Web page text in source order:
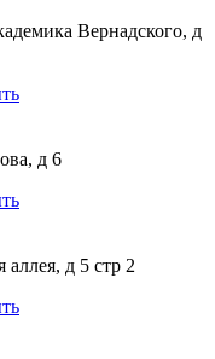
Вернадского, д
д 6
д 5 стр 2